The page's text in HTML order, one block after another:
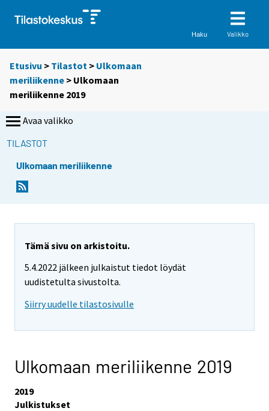
Haku Valikko
Etusivu > Tilastot > Ulkomaan
meriliikenne > Ulkomaan
meriliikenne 2019
Avaa valikko
TILASTOT
Ulkomaan meriliikenne
Tämä sivu on arkistoitu.
5.4.2022 jälkeen julkaistut tiedot löydät
uudistetulta sivustolta.
Siirry uudelle tilastosivulle
Ulkomaan meriliikenne 2019
2019
Julkistukset